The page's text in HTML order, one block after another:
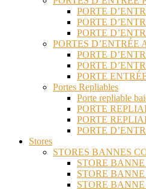
PORTE
PORTE
PORTE
PORTES D’ENTRÉE
PORTE
PORTE
PORTE
Portes Repliables
Porte repliable
PORTE
PORTE
PORTE
Stores
STORES BANNES
STORE
STORE
STORE